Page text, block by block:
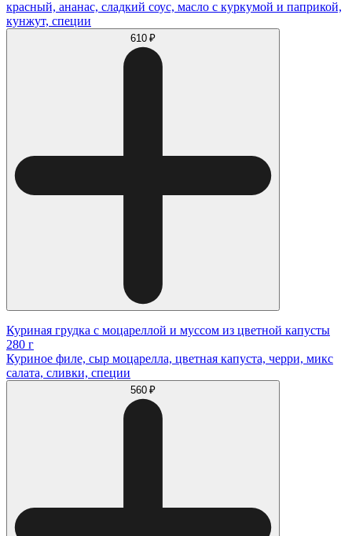
красный, ананас, сладкий соус, масло с куркумой и паприкой,
кунжут, специи
610 ₽
Куриная грудка с моцареллой и муссом из цветной капусты
280 г
Куриное филе, сыр моцарелла, цветная капуста, черри, микс
салата, сливки, специи
560 ₽